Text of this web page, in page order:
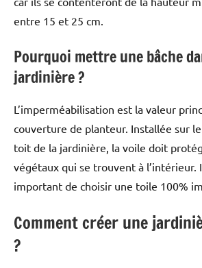
entre 15 et 25 cm.
Pourquoi mettre une bâche
jardinière ?
L’imperméabilisation est la valeur
couverture de planteur. Installée sur
toit de la jardinière, la voile doit
végétaux qui se trouvent à l’intérieur.
important de choisir une toile 100%
Comment créer une
?